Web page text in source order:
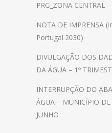
PRG_ZONA CENTRAL
NOTA DE IMPRENSA
Portugal 2030)
DIVULGAÇÃO DOS
DA ÁGUA – 1º
INTERRUPÇÃO DO
ÁGUA – MUNICÍPIO
JUNHO